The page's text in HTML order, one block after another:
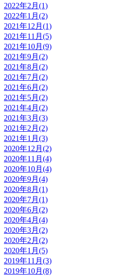
2022年2月(1)
2022年1月(2)
2021年12月(1)
2021年11月(5)
2021年10月(9)
2021年9月(2)
2021年8月(2)
2021年7月(2)
2021年6月(2)
2021年5月(2)
2021年4月(2)
2021年3月(3)
2021年2月(2)
2021年1月(3)
2020年12月(2)
2020年11月(4)
2020年10月(4)
2020年9月(4)
2020年8月(1)
2020年7月(1)
2020年6月(2)
2020年4月(4)
2020年3月(2)
2020年2月(2)
2020年1月(5)
2019年11月(3)
2019年10月(8)